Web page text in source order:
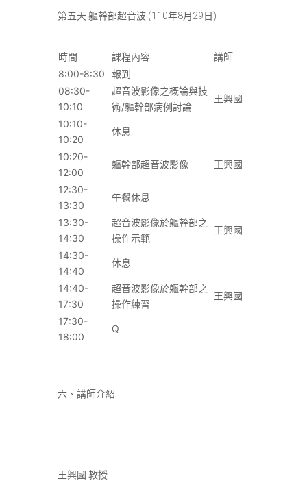
第五天 軀幹部超音波 (110年8月29日)
時間 課程內容
講師
8:00-8:30
報到
08:30-
10:10
超音波影像之概論與技
術/軀幹部病例討論
王興國
10:10-
10:20
休息
10:20-
12:00
軀幹部超音波影像 王興國
12:30-
13:30
午餐休息
13:30-
14:30
超音波影像於軀幹部之
操作示範
王興國
14:30-
14:40
休息
14:40-
17:30
超音波影像於軀幹部之
操作練習
王興國
17:30-
18:00
Q
六、講師介紹
王興國 教授